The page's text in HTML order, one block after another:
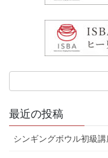
最近の投稿
シンギングボウル初級